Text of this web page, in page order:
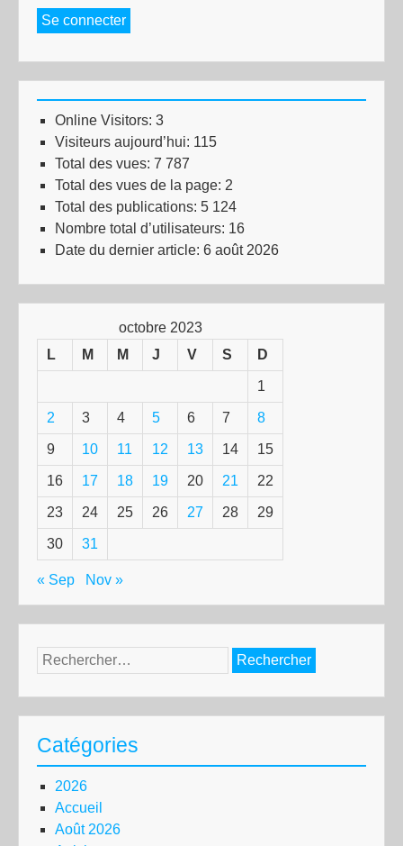
Se connecter
Online Visitors: 3
Visiteurs aujourd’hui: 115
Total des vues: 7 787
Total des vues de la page: 2
Total des publications: 5 124
Nombre total d’utilisateurs: 16
Date du dernier article: 6 août 2026
octobre 2023
L
M M J V S D
1
2 3 4 5 6 7 8
9 10 11 12 13 14 15
16 17 18 19 20 21 22
23 24 25 26 27 28 29
30 31
« Sep Nov »
Rechercher :
Catégories
2026
Accueil
Août 2026